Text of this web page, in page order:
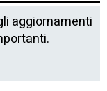
aggiornamenti